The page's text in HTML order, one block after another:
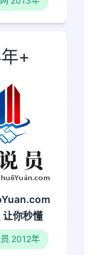
+
让你秒懂
2012年